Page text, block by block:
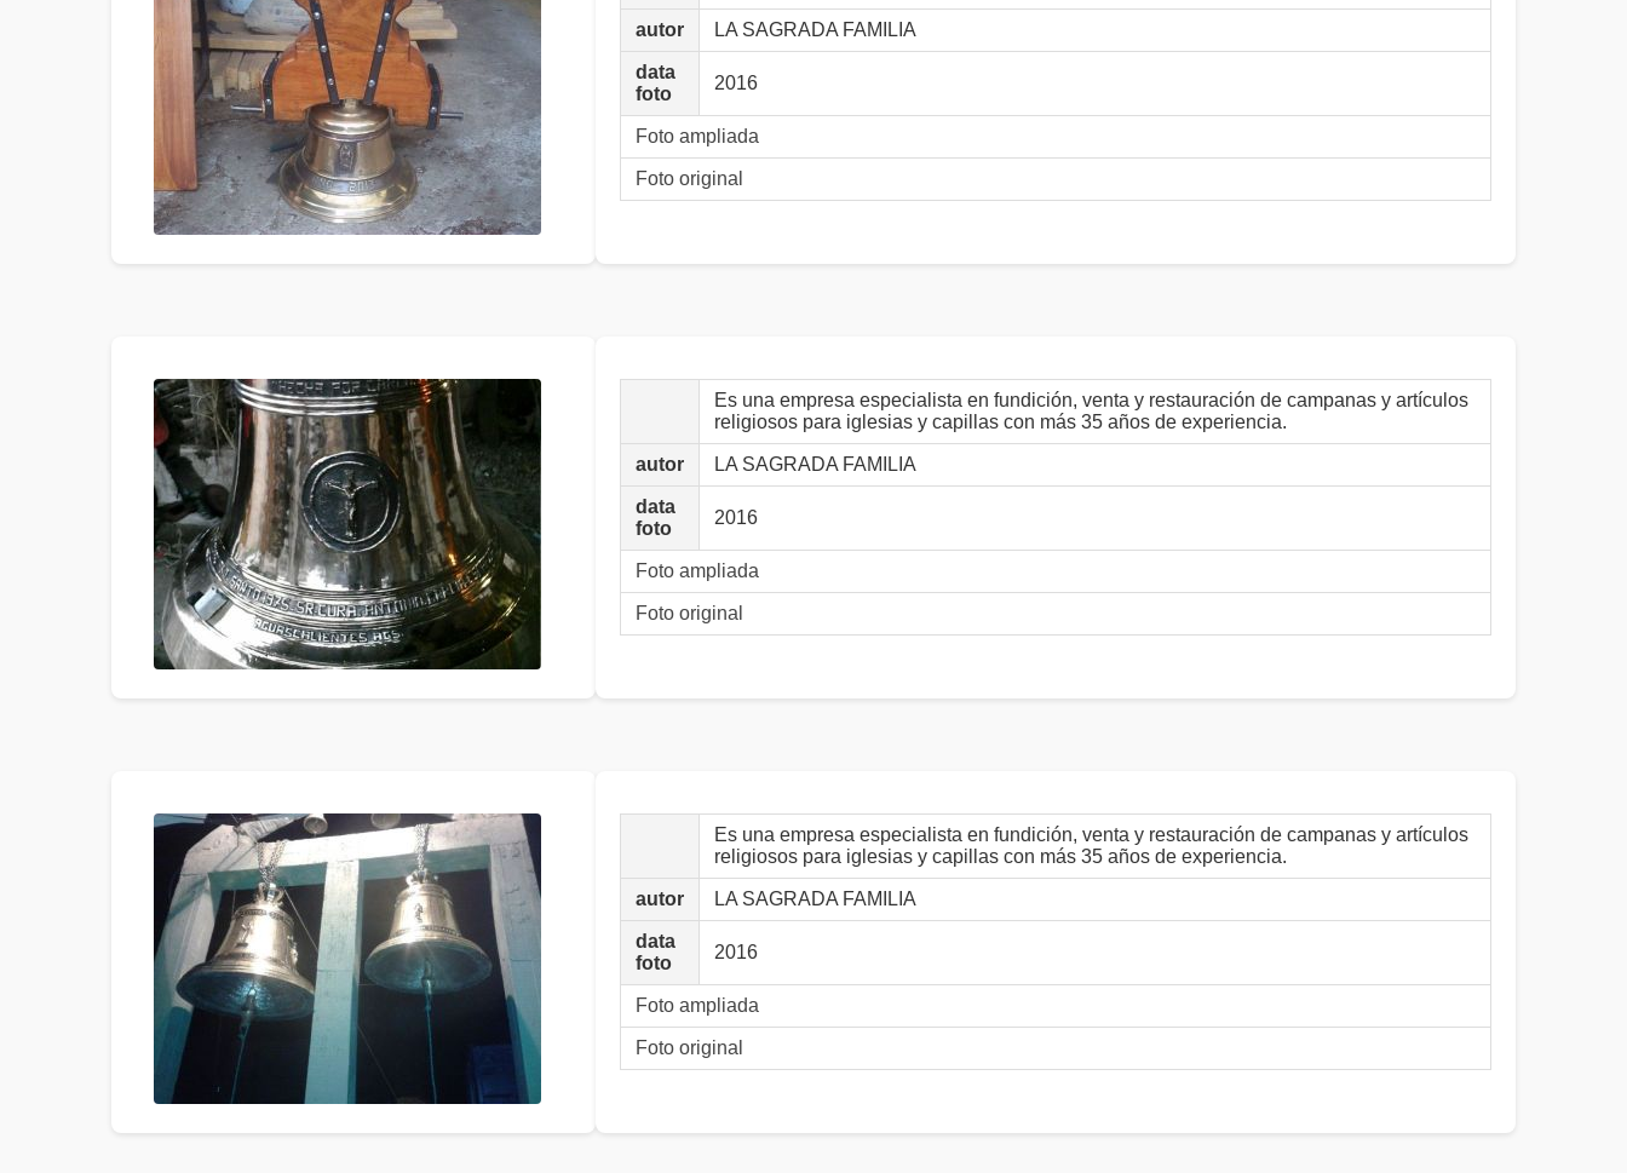
autor LA SAGRADA FAMILIA
data
foto
2016
Foto ampliada
Foto original
Es una empresa especialista en fundición, venta y restauración de campanas y artículos
religiosos para iglesias y capillas con más 35 años de experiencia.
autor LA SAGRADA FAMILIA
data
foto
2016
Foto ampliada
Foto original
Es una empresa especialista en fundición, venta y restauración de campanas y artículos
religiosos para iglesias y capillas con más 35 años de experiencia.
autor LA SAGRADA FAMILIA
data
foto
2016
Foto ampliada
Foto original